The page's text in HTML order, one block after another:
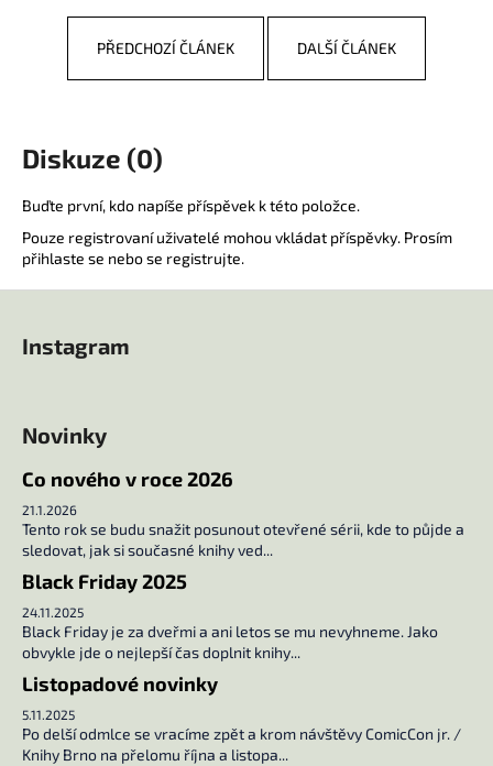
PŘEDCHOZÍ ČLÁNEK DALŠÍ ČLÁNEK
Diskuze (0)
Buďte první, kdo napíše příspěvek k této položce.
Pouze registrovaní uživatelé mohou vkládat příspěvky. Prosím
přihlaste se nebo se registrujte.
DEAD
1
Kč
Instagram
Novinky
Co nového v roce 2026
21.1.2026
Tento rok se budu snažit posunout otevřené sérii, kde to půjde a
sledovat, jak si současné knihy ved...
Black Friday 2025
24.11.2025
Black Friday je za dveřmi a ani letos se mu nevyhneme. Jako
obvykle jde o nejlepší čas doplnit knihy...
Listopadové novinky
5.11.2025
Po delší odmlce se vracíme zpět a krom návštěvy ComicCon jr. /
Knihy Brno na přelomu října a listopa...